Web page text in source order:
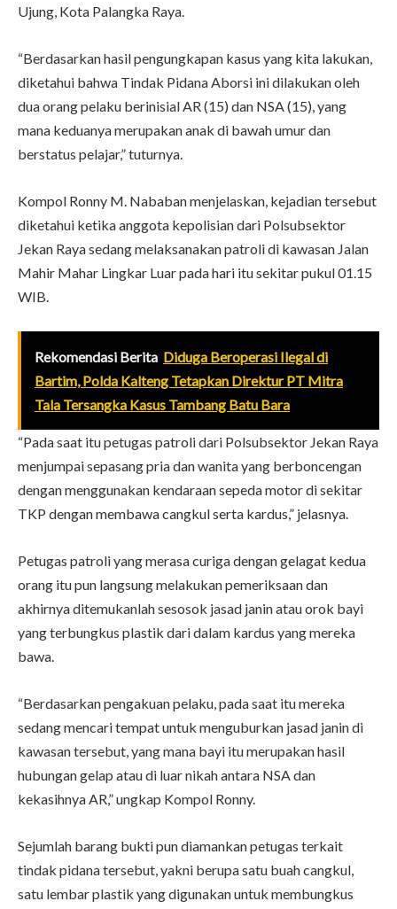
Ujung, Kota Palangka Raya.
“Berdasarkan hasil pengungkapan kasus yang kita lakukan,
diketahui bahwa Tindak Pidana Aborsi ini dilakukan oleh
dua orang pelaku berinisial AR (15) dan NSA (15), yang
mana keduanya merupakan anak di bawah umur dan
berstatus pelajar,” tuturnya.
Kompol Ronny M. Nababan menjelaskan, kejadian tersebut
diketahui ketika anggota kepolisian dari Polsubsektor
Jekan Raya sedang melaksanakan patroli di kawasan Jalan
Mahir Mahar Lingkar Luar pada hari itu sekitar pukul 01.15
WIB.
Rekomendasi Berita Diduga Beroperasi Ilegal di
Bartim, Polda Kalteng Tetapkan Direktur PT Mitra
Tala Tersangka Kasus Tambang Batu Bara
“Pada saat itu petugas patroli dari Polsubsektor Jekan Raya
menjumpai sepasang pria dan wanita yang berboncengan
dengan menggunakan kendaraan sepeda motor di sekitar
TKP dengan membawa cangkul serta kardus,” jelasnya.
Petugas patroli yang merasa curiga dengan gelagat kedua
orang itu pun langsung melakukan pemeriksaan dan
akhirnya ditemukanlah sesosok jasad janin atau orok bayi
yang terbungkus plastik dari dalam kardus yang mereka
bawa.
“Berdasarkan pengakuan pelaku, pada saat itu mereka
sedang mencari tempat untuk menguburkan jasad janin di
kawasan tersebut, yang mana bayi itu merupakan hasil
hubungan gelap atau di luar nikah antara NSA dan
kekasihnya AR,” ungkap Kompol Ronny.
Sejumlah barang bukti pun diamankan petugas terkait
tindak pidana tersebut, yakni berupa satu buah cangkul,
satu lembar plastik yang digunakan untuk membungkus